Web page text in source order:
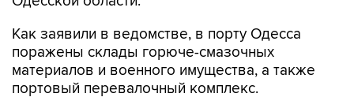
Как заявили в ведомстве, в порту Одесса
поражены склады горюче-смазочных
материалов и военного имущества, а также
портовый перевалочный комплекс.